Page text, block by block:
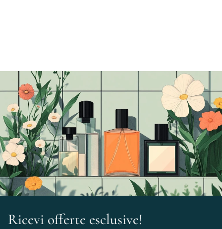
Ricevi offerte esclusive!